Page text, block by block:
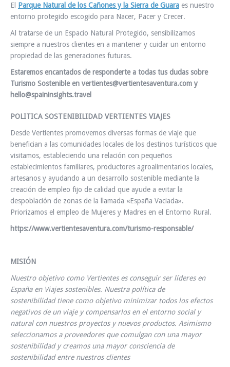
El
Parque Natural de los Cañones y la Sierra de Guara es nuestro
entorno protegido escogido para Nacer, Pacer y Crecer.
Al tratarse de un Espacio Natural Protegido, sensibilizamos
siempre a nuestros clientes en a mantener y cuidar un entorno
propiedad de las generaciones futuras.
Estaremos encantados de responderte a todas tus dudas sobre
Turismo Sostenible en vertientes@vertientesaventura.com y
hello@spaininsights.travel
POLITICA SOSTENIBILIDAD VERTIENTES VIAJES
Desde Vertientes promovemos diversas formas de viaje que
benefician a las comunidades locales de los destinos turísticos que
visitamos, estableciendo una relación con pequeños
establecimientos familiares, productores agroalimentarios locales,
artesanos y ayudando a un desarrollo sostenible mediante la
creación de empleo fijo de calidad que ayude a evitar la
despoblación de zonas de la llamada «España Vaciada».
Priorizamos el empleo de Mujeres y Madres en el Entorno Rural.
https://www.vertientesaventura.com/turismo-responsable/
MISIÓN
Nuestro objetivo como Vertientes es conseguir ser líderes en
España en Viajes sostenibles. Nuestra política de
sostenibilidad tiene como objetivo minimizar todos los efectos
negativos de un viaje y compensarlos en el entorno social y
natural con nuestros proyectos y nuevos productos. Asimismo
seleccionamos a proveedores que comulgan con una mayor
sostenibilidad y creamos una mayor consciencia de
sostenibilidad entre nuestros clientes